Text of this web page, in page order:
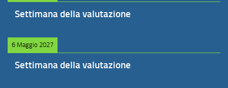
Settimana della valutazione
6 Maggio 2027
Settimana della valutazione